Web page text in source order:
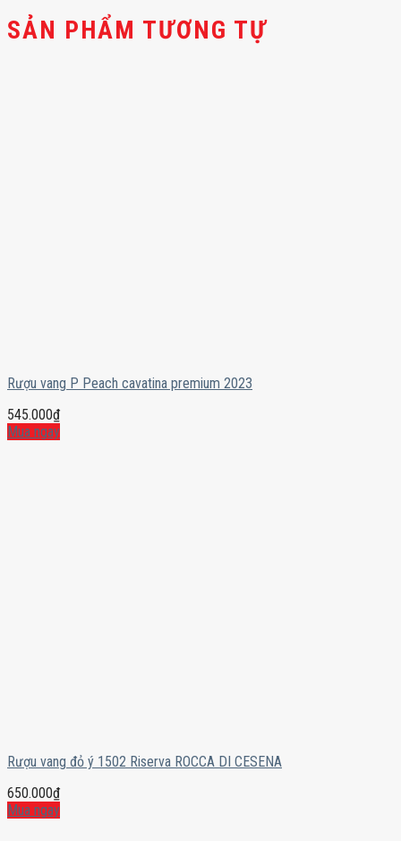
SẢN PHẨM TƯƠNG TỰ
Rượu vang P Peach cavatina premium 2023
545.000₫
Mua ngay
Rượu vang đỏ ý 1502 Riserva ROCCA DI CESENA
650.000₫
Mua ngay